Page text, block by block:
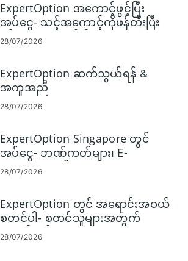
ExpertOption အကောင့်ဖွင့်ပြီး
အပ်ငွေ- သင့်အကောင့်ကိုဖန်တီးပြီး
ရန်ပုံငွေများထည့်ပါ။
28/07/2026
ExpertOption ဆက်သွယ်ရန် &
အကူအညီ
28/07/2026
ExpertOption Singapore တွင်
အပ်ငွေ- ဘဏ်ကတ်များ၊ E-
payments နှင့် Crypto
28/07/2026
ExpertOption တွင် အရောင်းအဝယ်
စတင်ပါ- စတင်သူများအတွက်
အဆင့်ဆင့်
28/07/2026